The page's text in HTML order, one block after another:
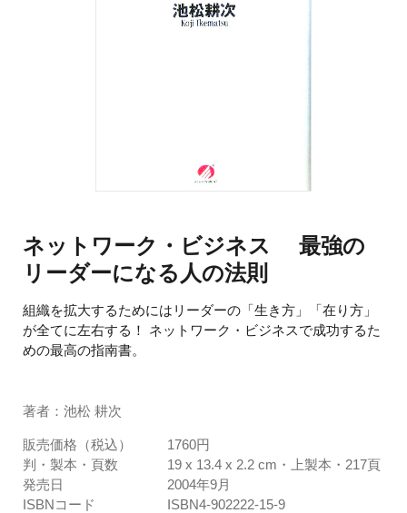
ネットワーク・ビジネス 最強の
リーダーになる人の法則
組織を拡大するためにはリーダーの「生き方」「在り方」
が全てに左右する！ ネットワーク・ビジネスで成功するた
めの最高の指南書。
著者：池松 耕次
販売価格（税込）
1760円
判・製本・頁数
19 x 13.4 x 2.2 cm・上製本・217頁
発売日
2004年9月
ISBNコード
ISBN4-902222-15-9